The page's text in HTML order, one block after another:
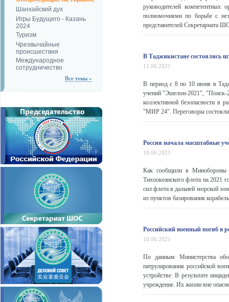
Шанхайский дух
Игры Будущего - Казань
2024
Туризм
Чрезвычайные
происшествия
Международное
сотрудничество
Все темы »
руководителей компетентных
полномочиями по борьбе с
представителей Секретариата
В Таджикистане состоялись
11.06.2021
В период с 8 по 10 июня в
учений "Эшелон-2021", "Поиск-
коллективной безопасности в
"МИР 24". Переговоры
Россия начала масштабные
10.06.2021
Как сообщили в Минобороны
Тихоокеанского флота на 2021
сил флота в дальней морской
из пунктов базирования
Российский военный погиб в
10.06.2021
По данным Министерства
патрулирования российской
устройстве. В результате
учреждение. Их жизни вне